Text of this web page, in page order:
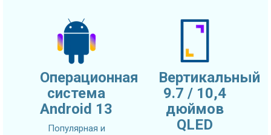
Операционная
система
Android 13
Популярная и
Вертикальный
9.7 / 10,4
дюймов
QLED